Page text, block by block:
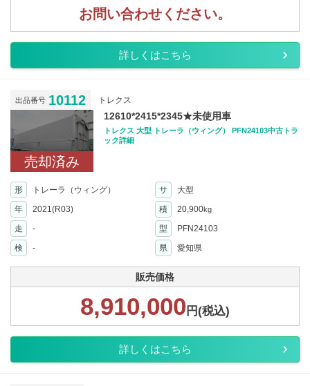
お問い合わせください。
詳しくはこちら
出品番号 10112 トレクス
売却済み
12610*2415*2345★未使用車
トレクス 大型 トレーラ（ウィング） PFN24103中古トラ
ック詳細
形 トレーラ（ウィング） サ
大型
年
2021(R03) 積 20,900kg
走 - 型
PFN24103
検
- 県 愛知県
販売価格
8,910,000 円(税込)
詳しくはこちら